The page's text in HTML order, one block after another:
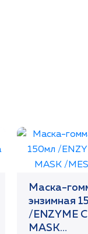
Маска-
энзимная
/ENZYME
MASK